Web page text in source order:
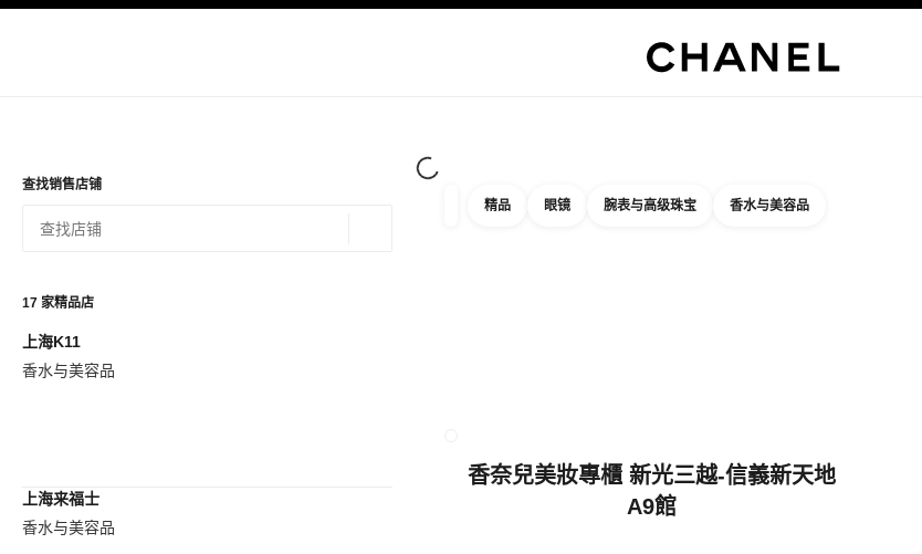
查找销售店铺
17 家精品店
查看筛选条件
上海K11
香水与美容品
上海来福士
香水与美容品
香奈兒美妝專櫃 新光三越-信義新天地
A9館
筛选条件
筛选结果依据：
精品 眼镜 腕表与高级珠宝 香水与美容品